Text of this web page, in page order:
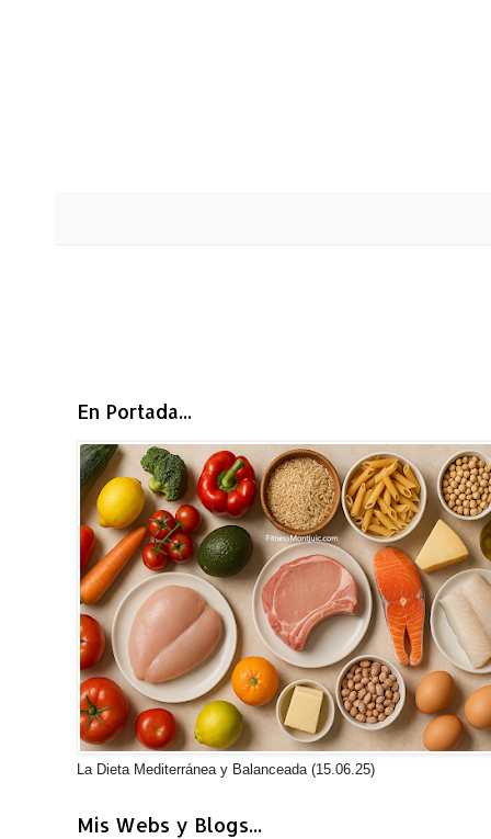
En Portada...
La Dieta Mediterránea y Balanceada (15.06.25)
Mis Webs y Blogs...